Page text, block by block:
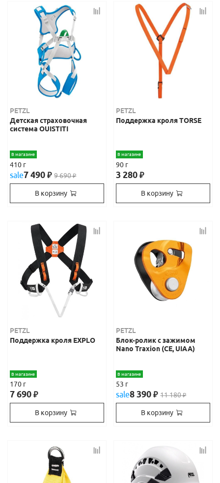
PETZL
Детская страховочная
система OUISTITI
В магазине
410 г
sale7 490₽ 9 690₽
В корзину
PETZL
Поддержка кроля TORSE
В магазине
90 г
3 280₽
В корзину
PETZL
Поддержка кроля EXPLO
В магазине
170 г
7 690₽
В корзину
PETZL
Блок-ролик с зажимом
Nano Traxion (CE, UIAA)
В магазине
53 г
sale8 390₽ 11 180₽
В корзину